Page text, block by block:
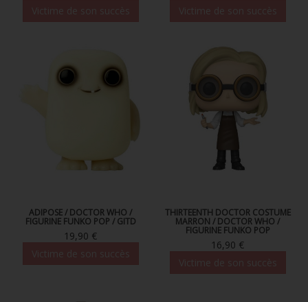
ADIPOSE / DOCTOR WHO /
FIGURINE FUNKO POP / GITD
19,90 €
THIRTEENTH DOCTOR COSTUME
MARRON / DOCTOR WHO /
FIGURINE FUNKO POP
16,90 €